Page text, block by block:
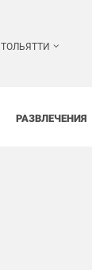
ТОЛЬЯТТИ
РАЗВЛЕЧЕНИЯ